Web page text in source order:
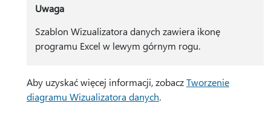
Uwaga
Szablon Wizualizatora danych zawiera ikonę
programu Excel w lewym górnym rogu.
Aby uzyskać więcej informacji, zobaczTworzenie
diagramu Wizualizatora danych.